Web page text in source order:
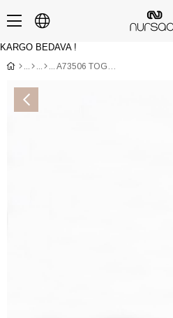
KARGO BEDAVA !
A73506 TOGO+PİTON 21081